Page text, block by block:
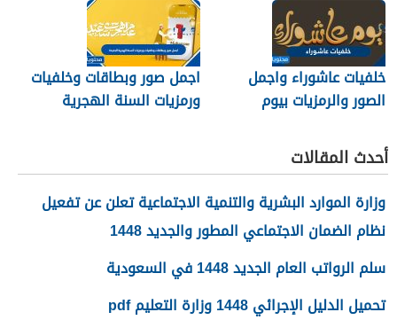
خلفيات عاشوراء واجمل
الصور والرمزيات بيوم
اجمل صور وبطاقات وخلفيات
ورمزيات السنة الهجرية
أحدث المقالات
وزارة الموارد البشرية والتنمية الاجتماعية تعلن عن تفعيل
نظام الضمان الاجتماعي المطور والجديد 1448
سلم الرواتب العام الجديد 1448 في السعودية
تحميل الدليل الإجرائي 1448 وزارة التعليم pdf